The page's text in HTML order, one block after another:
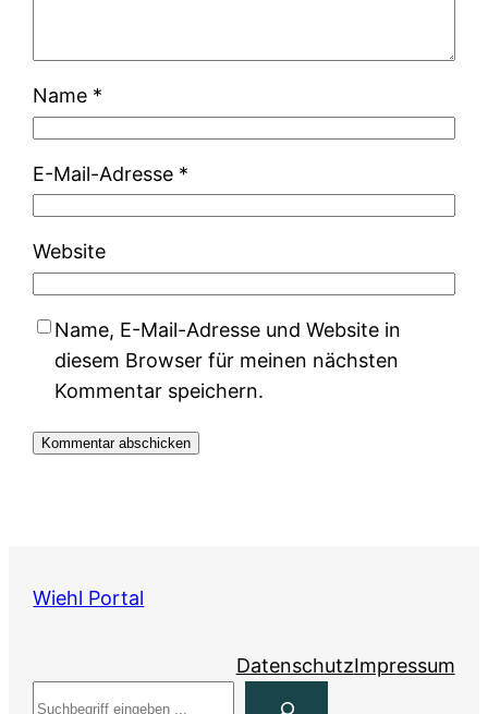
Name *
E-Mail-Adresse *
Website
Name, E-Mail-Adresse und Website in
diesem Browser für meinen nächsten
Kommentar speichern.
Wiehl Portal
DatenschutzImpressum